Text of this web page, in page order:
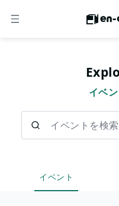
メニュー
イベ
イベント